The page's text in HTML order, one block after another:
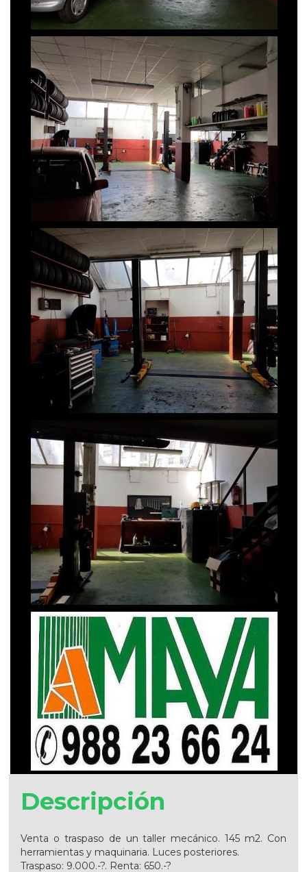
Descripción
Venta o traspaso de un taller mecánico. 145 m2. Con
herramientas y maquinaria. Luces posteriores.
Traspaso: 9.000.-?. Renta: 650.-?